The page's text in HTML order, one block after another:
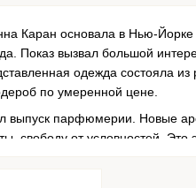
Каран основала в Нью-
Показ вызвал большой
одежда состояла
по умеренной цене.
выпуск парфюмерии. Новые
свободу от условностей.
и выраженным шлейфом.